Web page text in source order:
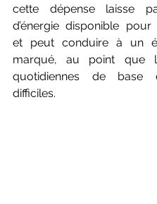
cette dépense laisse
d’énergie disponible pour
et peut conduire à un
marqué, au point que
quotidiennes de base
difficiles.